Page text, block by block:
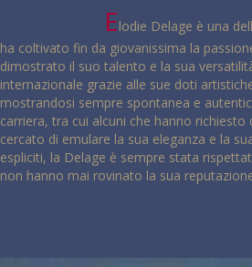
Elodie Delage è una
ha coltivato fin da giovanissima la
dimostrato il suo talento e la sua
internazionale grazie alle sue doti
mostrandosi sempre spontanea e
carriera, tra cui alcuni che hanno
cercato di emulare la sua eleganza e la
espliciti, la Delage è sempre stata
non hanno mai rovinato la sua